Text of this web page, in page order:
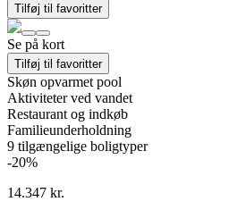
Tilføj til favoritter
Se på kort
Tilføj til favoritter
Skøn opvarmet pool
Aktiviteter ved vandet
Restaurant og indkøb
Familieunderholdning
9 tilgængelige boligtyper
-20%
14.347 kr.